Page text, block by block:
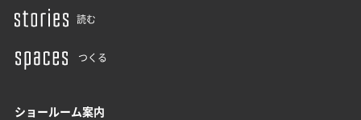
読む
つくる
ショールーム案内